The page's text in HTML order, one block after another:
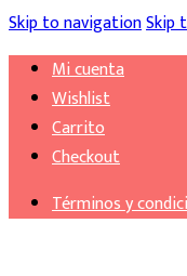
Skip to navigationSkip
Mi cuenta
Wishlist
Carrito
Checkout
Términos y